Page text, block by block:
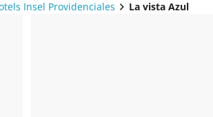
Insel Providenciales La vista Azul